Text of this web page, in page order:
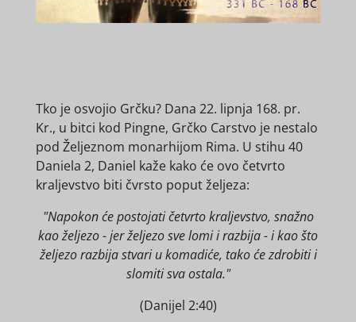
Tko je osvojio Grčku? Dana 22. lipnja 168. pr.
Kr., u bitci kod Pingne, Grčko Carstvo je nestalo
pod Željeznom monarhijom Rima. U stihu 40
Daniela 2, Daniel kaže kako će ovo četvrto
kraljevstvo biti čvrsto poput željeza:
"Napokon će postojati četvrto kraljevstvo, snažno
kao željezo - jer željezo sve lomi i razbija - i kao što
željezo razbija stvari u komadiće, tako će zdrobiti i
slomiti sva ostala."
(Danijel 2:40)